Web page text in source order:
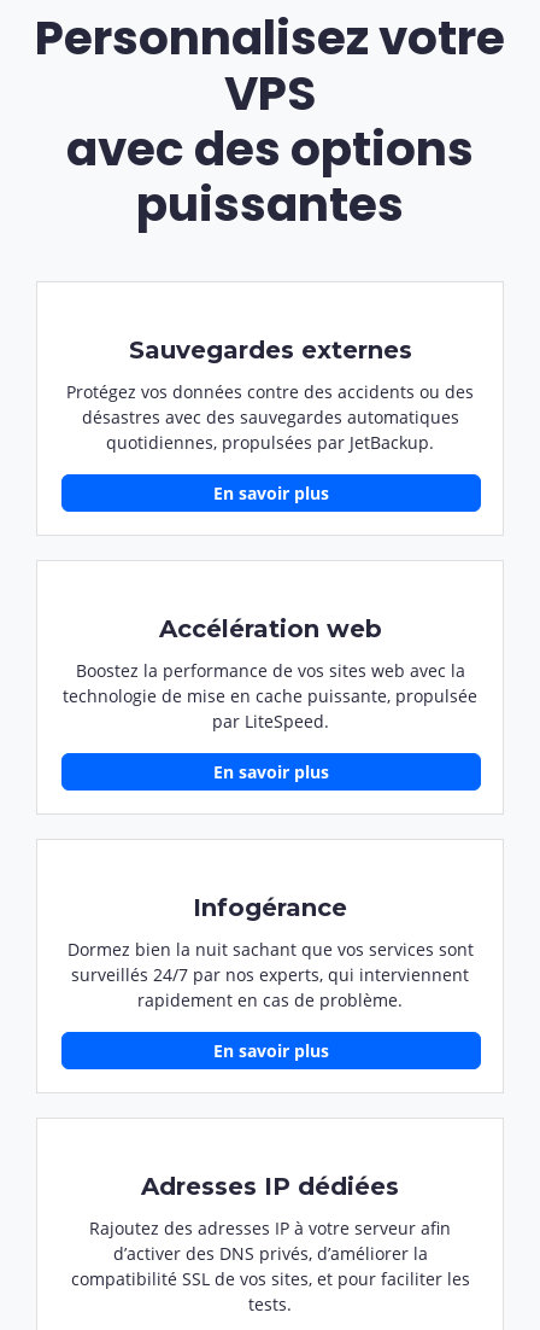
Personnalisez votre
VPS
avec des options
puissantes
Sauvegardes externes
Protégez vos données contre des accidents ou des
désastres avec des sauvegardes automatiques
quotidiennes, propulsées par JetBackup.
En savoir plus
Accélération web
Boostez la performance de vos sites web avec la
technologie de mise en cache puissante, propulsée
par LiteSpeed.
En savoir plus
Infogérance
Dormez bien la nuit sachant que vos services sont
surveillés 24/7 par nos experts, qui interviennent
rapidement en cas de problème.
En savoir plus
Adresses IP dédiées
Rajoutez des adresses IP à votre serveur afin
d’activer des DNS privés, d’améliorer la
compatibilité SSL de vos sites, et pour faciliter les
tests.